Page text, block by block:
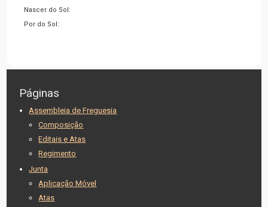
Nascer do Sol:
Por do Sol:
Páginas
Assembleia de Freguesia
Composição
Editais e Atas
Regimento
Junta
Aplicação Móvel
Atas